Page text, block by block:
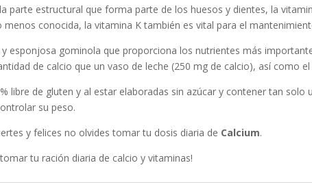
parte estructural que forma parte de los huesos y dientes, la
menos conocida, la vitamina K también es vital para el
y esponjosa gominola que proporciona los nutrientes más
de calcio que un vaso de leche (250 mg de calcio), así como
libre de gluten y al estar elaboradas sin azúcar y contener tan
su peso.
y felices no olvides tomar tu dosis diaria de Calcium.
tu ración diaria de calcio y vitaminas!